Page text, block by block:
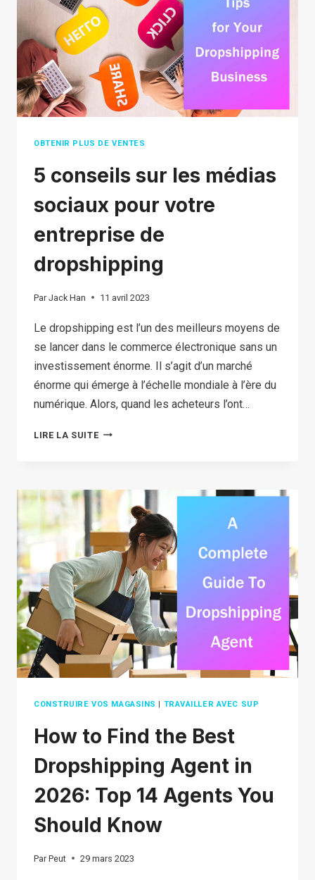
CLIENT
POUR
DÉVELOPPER
LES
AFFAIRES
OBTENIR PLUS DE VENTES
5 conseils sur les médias
sociaux pour votre
entreprise de
dropshipping
Par Jack Han 11 avril 2023
Le dropshipping est l’un des meilleurs moyens de
se lancer dans le commerce électronique sans un
investissement énorme. Il s’agit d’un marché
énorme qui émerge à l’échelle mondiale à l’ère du
numérique. Alors, quand les acheteurs l’ont…
LIRE LA SUITE5
LES
MÉDIAS
SOCIAUX
POUR
VOTRE
ENTREPRISE
DE
DROPSHIPPING
CONSTRUIRE VOS MAGASINS | TRAVAILLER AVEC SUP
How to Find the Best
Dropshipping Agent in
2026: Top 14 Agents You
Should Know
Par Peut 29 mars 2023